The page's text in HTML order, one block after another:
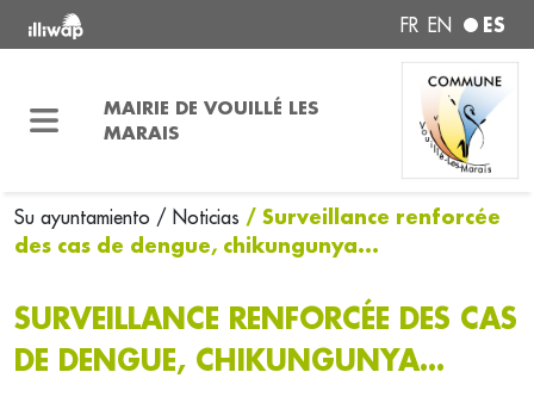
FR EN ES
MAIRIE DE VOUILLÉ LES
MARAIS
Su ayuntamiento / Noticias / Surveillance renforcée
des cas de dengue, chikungunya...
SURVEILLANCE RENFORCÉE DES CAS
DE DENGUE, CHIKUNGUNYA...